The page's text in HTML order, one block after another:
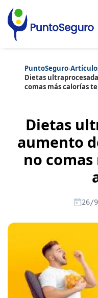
Artículos sobre Otros
Artículos sobre Seguros
Artículos sobre Seguros
Artículos sobre Seguros
Artículos sobre
Artículos sobre
Artículos sobre Seguros
Artículos sobre la
PuntoSeguro›
Dietas
comas más calorías
Dietas
aumento
no
26/